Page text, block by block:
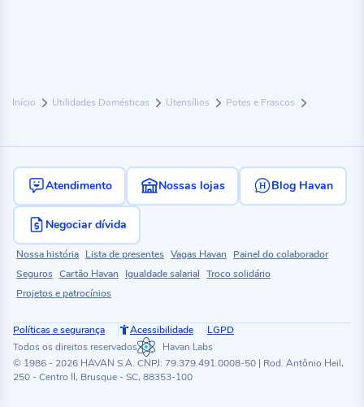
Início Utilidades Domésticas Utensílios Potes e Frascos
Atendimento Nossas lojas Blog Havan
Negociar dívida
Nossa história Lista de presentes Vagas Havan
Painel do colaborador
Seguros Cartão Havan Igualdade salarial Troco solidário
Projetos e patrocínios
Políticas e segurança Acessibilidade
LGPD
Todos os direitos reservados
Havan Labs
© 1986 - 2026 HAVAN S.A. CNPJ: 79.379.491.0008-50 | Rod. Antônio Heil,
250 - Centro II, Brusque - SC, 88353-100